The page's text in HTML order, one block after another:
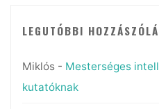
LEGUTÓBBI
Miklós- Mesterséges
kutatóknak